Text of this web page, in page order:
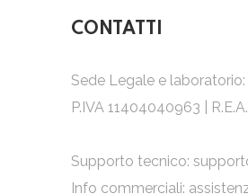
CONTATTI
Sede Legale e
P.IVA 11404040963 |
Supporto tecnico:
Info commerciali: